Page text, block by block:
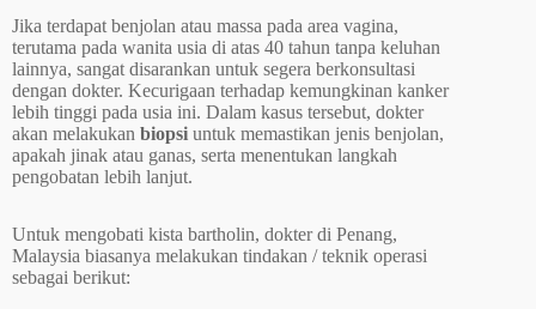
Jika terdapat benjolan atau massa pada area vagina,
terutama pada wanita usia di atas 40 tahun tanpa keluhan
lainnya, sangat disarankan untuk segera berkonsultasi
dengan dokter. Kecurigaan terhadap kemungkinan kanker
lebih tinggi pada usia ini. Dalam kasus tersebut, dokter
akan melakukan biopsi untuk memastikan jenis benjolan,
apakah jinak atau ganas, serta menentukan langkah
pengobatan lebih lanjut.
Untuk mengobati kista bartholin, dokter di Penang,
Malaysia biasanya melakukan tindakan / teknik operasi
sebagai berikut: